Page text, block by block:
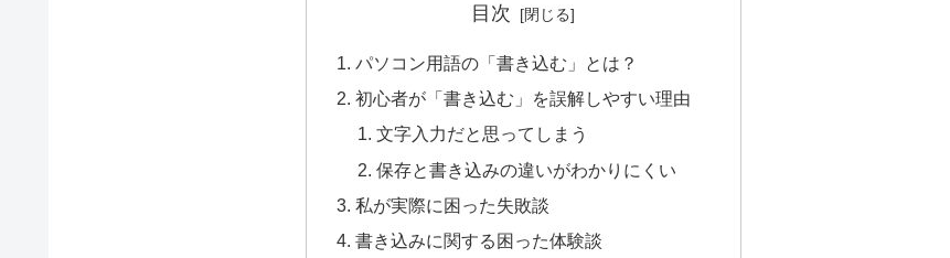
目次
パソコン用語の「書き込む」とは？
初心者が「書き込む」を誤解しやすい理由
文字入力だと思ってしまう
保存と書き込みの違いがわかりにくい
私が実際に困った失敗談
書き込みに関する困った体験談